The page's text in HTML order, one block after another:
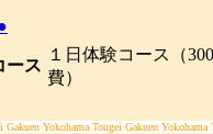
ース
１日体験コース（
費）
Gakuen Yokohama Tougei Gakuen